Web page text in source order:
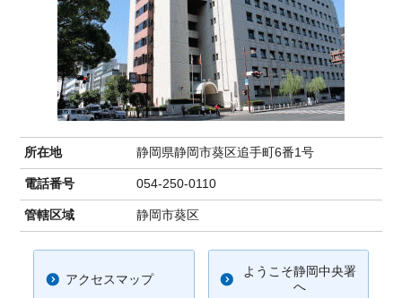
所在地 静岡県静岡市葵区追手町6番1号
電話番号 054-250-0110
管轄区域 静岡市葵区
アクセスマップ
ようこそ静岡中央署
へ